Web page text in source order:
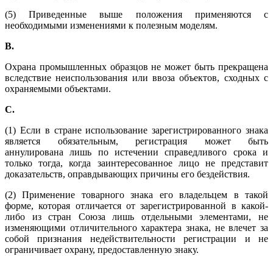
(5) Приведенные выше положения применяются с
необходимыми изменениями к полезным моделям.
B.
Охрана промышленных образцов не может быть прекращена
вследствие неиспользования или ввоза объектов, сходных с
охраняемыми объектами.
C.
(1) Если в стране использование зарегистрированного знака
является обязательным, регистрация может быть
аннулирована лишь по истечении справедливого срока и
только тогда, когда заинтересованное лицо не представит
доказательств, оправдывающих причины его бездействия.
(2) Применение товарного знака его владельцем в такой
форме, которая отличается от зарегистрированной в какой-
либо из стран Союза лишь отдельными элементами, не
изменяющими отличительного характера знака, не влечет за
собой признания недействительности регистрации и не
ограничивает охрану, предоставленную знаку.